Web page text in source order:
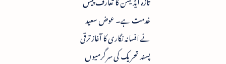
خدمت ہے۔ عوض سعید
نے افسانہ نگاری کا آغاز ترقی
پسند تحریک کی سرگرمیوں